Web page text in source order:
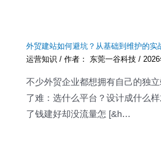
外贸建站如何避坑？从基础到维护的实
运营知识 / 作者： 东莞一谷科技/
不少外贸企业都想拥有自己的独
了难：选什么平台？设计成什么
了钱建好却没流量怎 [&h…